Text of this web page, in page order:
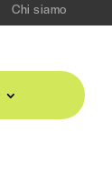
Chi siamo